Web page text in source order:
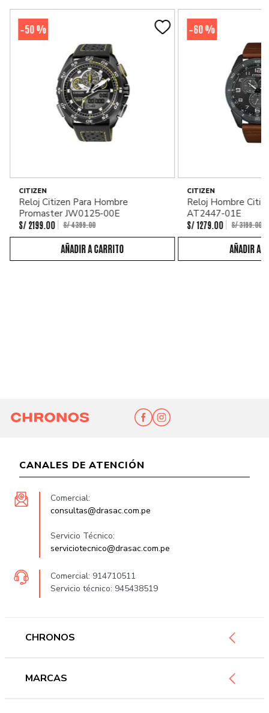
-50 %
CITIZEN
Reloj Citizen Para Hombre
Promaster JW0125-00E
S/ 2199. 00 S/4399.00
-60 %
CITIZEN
Reloj Hombre
AT2447-01E
S/ 1279 00 S/3199.00
CANALES DE ATENCIÓN
Comercial:
consultas@drasac.com.pe
Servicio Técnico:
serviciotecnico@drasac.com.pe
Comercial: 914710511
Servicio técnico: 945438519
CHRONOS
Hombre
MARCAS